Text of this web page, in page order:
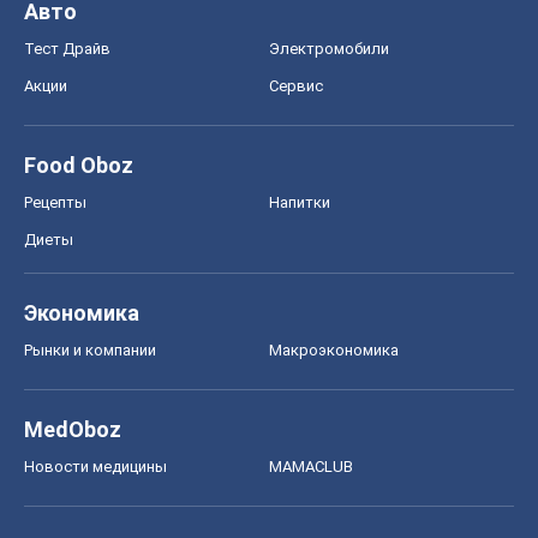
Авто
Тест Драйв Электромобили
Акции Сервис
Food Oboz
Рецепты Напитки
Диеты
Экономика
Рынки и компании Mакроэкономика
MedOboz
Новости медицины MAMACLUB